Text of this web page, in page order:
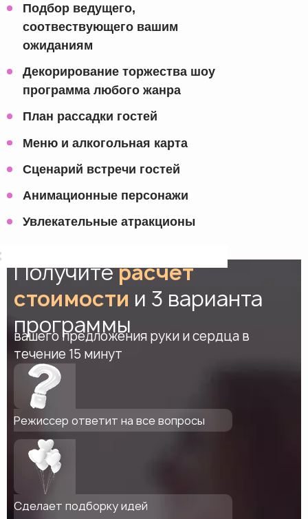
Подбор ведущего,
соотвествующего вашим
ожиданиям
Декорирование торжества шоу
программа любого жанра
План рассадки гостей
Меню и алкогольная карта
Сценарий встречи гостей
Анимационные персонажи
Увлекательные атракционы
Получитерасчет
стоимости и 3 варианта
программы
вашего предложения руки и сердца в
течение 15 минут
Режиссер ответит на все вопросы
Сделает подборку идей